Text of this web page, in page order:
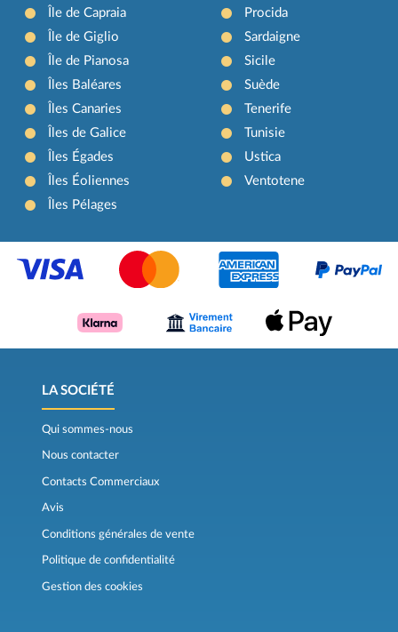
Île de Capraia
Île de Giglio
Île de Pianosa
Îles Baléares
Îles Canaries
Îles de Galice
Îles Égades
Îles Éoliennes
Îles Pélages
Procida
Sardaigne
Sicile
Suède
Tenerife
Tunisie
Ustica
Ventotene
LA SOCIÉTÉ
Qui sommes-nous
Nous contacter
Contacts Commerciaux
Avis
Conditions générales de vente
Politique de confidentialité
Gestion des cookies